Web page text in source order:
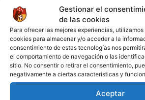
Gestionar el
de las cookies
Para ofrecer las mejores experiencias,
cookies para almacenar y/o acceder a la
consentimiento de estas tecnologías nos
el comportamiento de navegación o las
sitio. No consentir o retirar el consentimiento,
negativamente a ciertas características y
Aceptar
Familia Rimac FC
0 1
19 OCT 2025 - 16:00
1 0
VICTORIA HERNÁNDEZ